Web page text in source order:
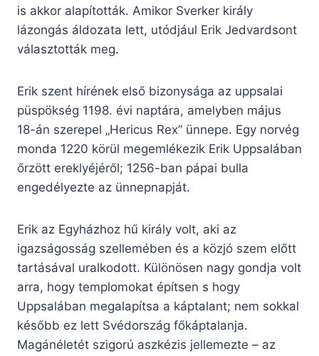
is akkor alapították. Amikor Sverker király
lázongás áldozata lett, utódjául Erik Jedvardsont
választották meg.
Erik szent hírének első bizonysága az uppsalai
püspökség 1198. évi naptára, amelyben május
18-án szerepel „Hericus Rex” ünnepe. Egy norvég
monda 1220 körül megemlékezik Erik Uppsalában
őrzött ereklyéjéről; 1256-ban pápai bulla
engedélyezte az ünnepnapját.
Erik az Egyházhoz hű király volt, aki az
igazságosság szellemében és a közjó szem előtt
tartásával uralkodott. Különösen nagy gondja volt
arra, hogy templomokat építsen s hogy
Uppsalában megalapítsa a káptalant; nem sokkal
később ez lett Svédország főkáptalanja.
Magánéletét szigorú aszkézis jellemezte – az